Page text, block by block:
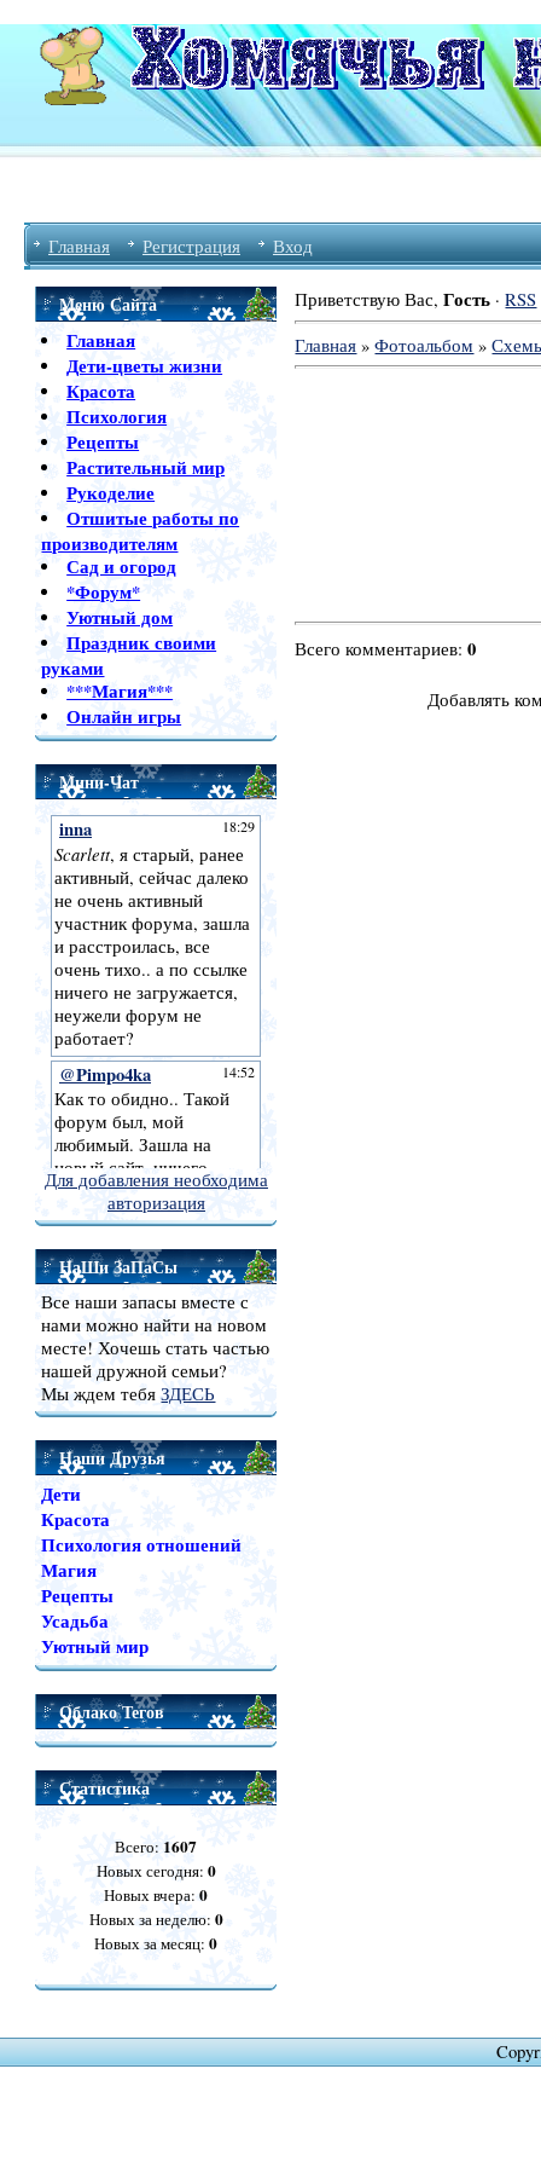
Главная Регистрация Вход
Меню Сайта
Главная
Дети-цветы жизни
Красота
Психология
Рецепты
Растительный мир
Рукоделие
Отшитые работы по
производителям
Сад и огород
*Форум*
Уютный дом
Праздник своими
руками
***Магия***
Онлайн игры
Мини-Чат
Для добавления необходима
авторизация
НаШи ЗаПаСы
Все наши запасы вместе с
нами можно найти на новом
месте! Хочешь стать частью
нашей дружной семьи?
Мы ждем тебяЗДЕСЬ
Наши Друзья
Дети
Красота
Психология отношений
Магия
Рецепты
Усадьба
Уютный мир
Облако Тегов
Статистика
Всего: 1607
Новых сегодня: 0
Новых вчера:0
Новых за неделю: 0
Новых за месяц:0
Приветствую Вас,Гость ·RSS
Главная »Фотоальбом »
Всего комментариев:0
Добавлять